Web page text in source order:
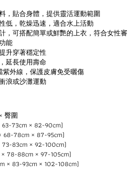
，貼合身體，提供靈活運動範圍
低，乾燥迅速，適合水上活動
，可搭配簡單或鮮艷的上衣，符合女性審
能
升穿著穩定性
延長使用壽命
紫外線，保護皮膚免受曬傷
浪或沙灘運動
臀圍
63-73cm × 82-90cm)
68-78cm × 87-95cm)
83cm × 92-100cm)
78-88cm × 97-105cm)
× 83-93cm × 102-108cm)